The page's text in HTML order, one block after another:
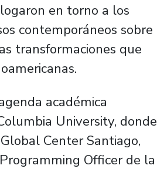
en torno a los
contemporáneos sobre
transformaciones que
académica
University, donde
Center Santiago,
Officer de la